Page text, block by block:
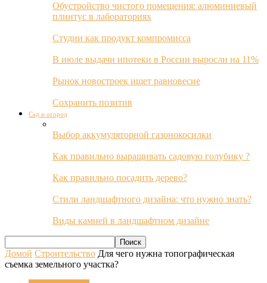
Обустройство чистого помещения: алюминиевый
плинтус в лабораториях
Студии как продукт компромисса
В июле выдачи ипотеки в России выросли на 11%
Рынок новостроек ищет равновесие
Сохранить позитив
Сад и огород
Выбор аккумуляторной газонокосилки
Как правильно выращивать садовую голубику ?
Как правильно посадить дерево?
Стили ландшафтного дизайна: что нужно знать?
Виды камней в ландшафтном дизайне
Домой Строительство Для чего нужна топографическая
съемка земельного участка?